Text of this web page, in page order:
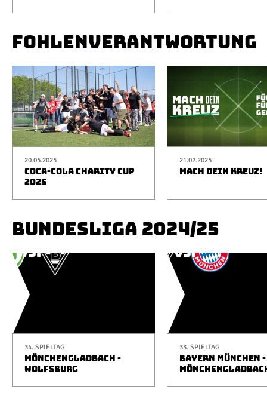
FOHLENVERANTWORTUNG
20.05.2025
COCA-COLA CHARITY CUP
2025
21.02.2025
MACH DEIN KREUZ!
BUNDESLIGA 2024/25
34. SPIELTAG
MÖNCHENGLADBACH -
WOLFSBURG
33. SPIELTAG
BAYERN MÜNCHEN -